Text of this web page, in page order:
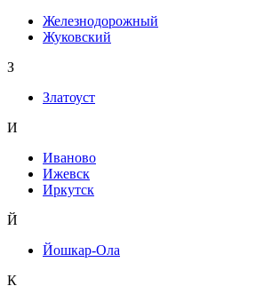
Железнодорожный
Жуковский
З
Златоуст
И
Иваново
Ижевск
Иркутск
Й
Йошкар-Ола
К